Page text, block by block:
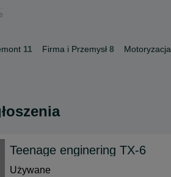
11 Firma i Przemysł 8 Motoryzacja
Teenage enginering TX-6
Używane